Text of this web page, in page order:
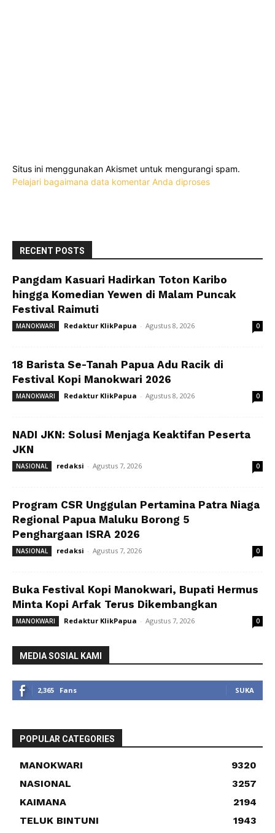
Situs ini menggunakan Akismet untuk mengurangi spam.
Pelajari bagaimana data komentar Anda diproses
RECENT POSTS
Pangdam Kasuari Hadirkan Toton Karibo
hingga Komedian Yewen di Malam Puncak
Festival Raimuti
MANOKWARI Redaktur KlikPapua - Agustus 8, 2026 0
18 Barista Se-Tanah Papua Adu Racik di
Festival Kopi Manokwari 2026
MANOKWARI Redaktur KlikPapua - Agustus 8, 2026 0
NADI JKN: Solusi Menjaga Keaktifan Peserta
JKN
NASIONAL redaksi - Agustus 7, 2026 0
Program CSR Unggulan Pertamina Patra Niaga
Regional Papua Maluku Borong 5
Penghargaan ISRA 2026
NASIONAL redaksi - Agustus 7, 2026 0
Buka Festival Kopi Manokwari, Bupati Hermus
Minta Kopi Arfak Terus Dikembangkan
MANOKWARI Redaktur KlikPapua - Agustus 7, 2026 0
MEDIA SOSIAL KAMI
2,365 Fans SUKA
POPULAR CATEGORIES
MANOKWARI
9320
NASIONAL
3257
KAIMANA
2194
TELUK BINTUNI
1943